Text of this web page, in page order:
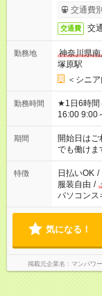
完了次第
交通費
交通費 交
勤務地
神奈川県
塚原駅
＜シニ
勤務時間
★1日6時間～の時短シ
16:00 9:00～
場合、他の
ん ※法令に
となります
短時間・短
期間
開始日は
でも働けま
特徴 日払いOK /
服装自由 /
パソコンス
気になる！
掲載元企業名 マンパワ